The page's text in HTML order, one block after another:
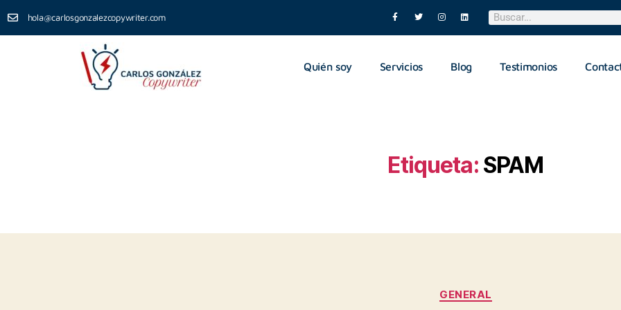
hola@carlosgonzalezcopywriter.com
Quién soy Servicios Blog Testimonios
Etiqueta: SPAM
GENERAL